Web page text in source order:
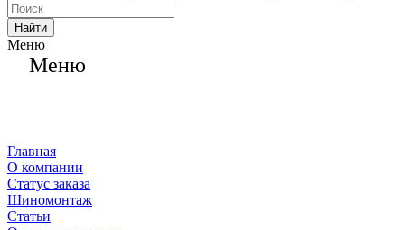
Найти
Меню
Меню
Главная
О компании
Статус заказа
Шиномонтаж
Статьи